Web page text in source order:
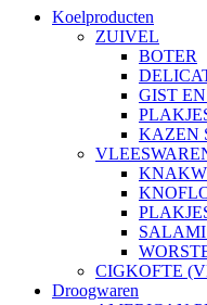
Koelproducten
ZUIVEL
BOTER
GIST
KAZEN
CIGKOFTE
Droogwaren